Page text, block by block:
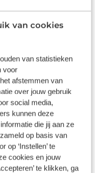
van cookies
van statistieken
voor
afstemmen van
over jouw gebruik
social media,
kunnen deze
die jij aan ze
op basis van
op ‘Instellen’ te
cookies en jouw
te klikken, ga
helpen u
weg te beoordelen.
of ander voertuig
het
helpt ernstige
Peugeot vinden
en
Natuurlijk is dit
wordt dus geleverd
Daarbij kunnen we
aanbieden. We maken graag een afspraak met u. .
Inhoud
zeggen
8904 reviews
1682 reviews